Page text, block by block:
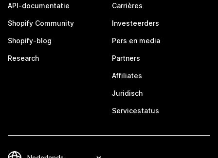
API-documentatie
Shopify Community
Shopify-blog
Research
Carrières
Investeerders
Pers en media
Partners
Affiliates
Juridisch
Servicestatus